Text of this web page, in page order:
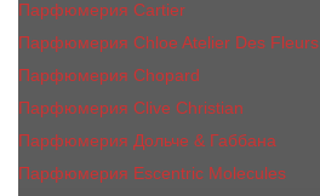
Парфюмерия Cartier
Парфюмерия Chloe Atelier Des Fleurs
Парфюмерия Сhopard
Парфюмерия Clive Christian
Парфюмерия Дольче & Габбана
Парфюмерия Escentric Molecules